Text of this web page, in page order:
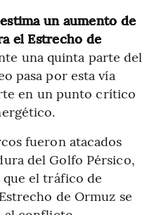
un aumento de
el Estrecho de
una quinta parte del
pasa por esta vía
en un punto crítico
fueron atacados
del Golfo Pérsico,
que el tráfico de
de Ormuz se